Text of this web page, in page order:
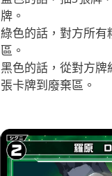
牌。
綠色的話，對方所有
區。
黑色的話，從對方
張卡牌到廢棄區。